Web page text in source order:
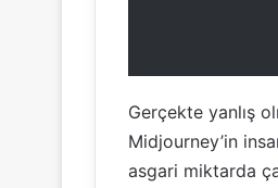
Gerçekte yanlış
Midjourney’in
asgari miktarda